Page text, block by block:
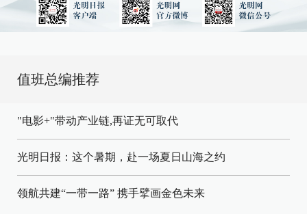
值班总编推荐
"电影+"带动产业链,再证无可取代
光明日报：这个暑期，赴一场夏日山海之约
领航共建“一带一路” 携手擘画金色未来